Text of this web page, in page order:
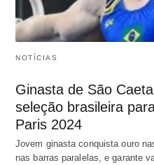
NOTÍCIAS
Ginasta de São
seleção brasileira
Paris 2024
Jovem ginasta conquista ouro
nas barras paralelas, e garante